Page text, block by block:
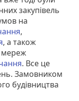
закупівель
на
,
, а також
мереж
. Все це
Замовником
будівництва